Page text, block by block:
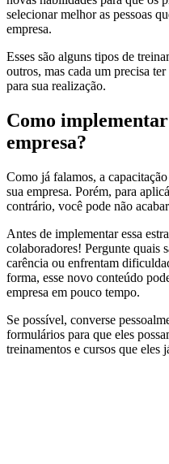
selecionar melhor as pessoas
empresa.
Esses são alguns tipos de
outros, mas cada um precisa
para sua realização.
Como
empresa?
Como já falamos, a
sua empresa. Porém, para
contrário, você pode não
Antes de implementar essa
colaboradores! Pergunte quais
carência ou enfrentam
forma, esse novo conteúdo
empresa em pouco tempo.
Se possível, converse
formulários para que eles
treinamentos e cursos que eles